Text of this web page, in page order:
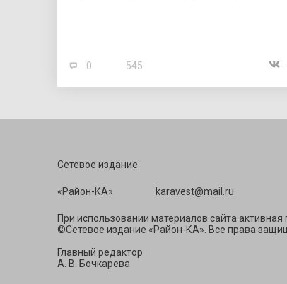
0 545
Сетевое издание
«Район-КА»
При использовании материалов сайта
©Сетевое издание «Район-КА». Все права
Главный редактор
А. В. Бочкарева